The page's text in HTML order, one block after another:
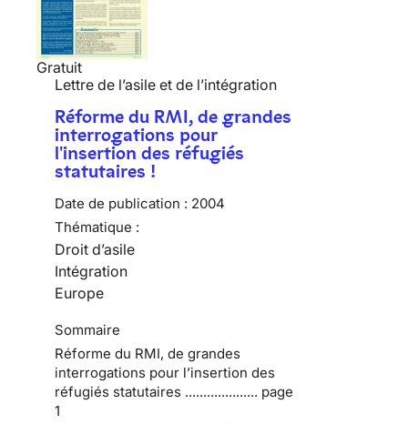
Gratuit
Lettre de l’asile et de l’intégration
Réforme du RMI, de grandes
interrogations pour
l'insertion des réfugiés
statutaires !
Date de publication : 2004
Thématique :
Droit d’asile
Intégration
Europe
Sommaire
Réforme du RMI, de grandes
interrogations pour l’insertion des
réfugiés statutaires .................... page
1